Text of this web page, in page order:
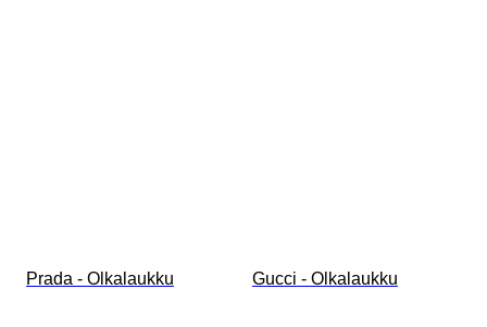
Prada - Olkalaukku Gucci - Olkalaukku